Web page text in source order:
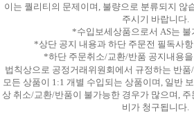
이는 퀄리티의 문제이며, 불량으로 분류되지 않
주시기 바랍니다.
*수입보세상품으로서 AS는 불
*상단 공지 내용과 하단 주문전 필독사
*하단 주문취소/교환/반품 공지내용
법칙상으로 공정거래위원회에서 규정하는 반
모든 상품이 1:1 개별 수입되는 상품이며, 일반
상 취소/교환/반품이 불가능한 경우가 많으며,
비가 청구됩니다.